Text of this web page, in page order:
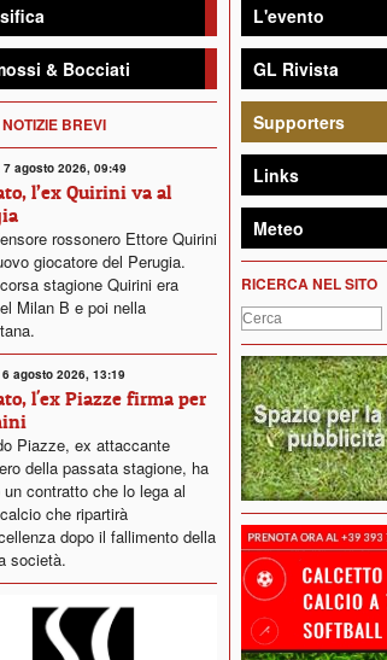
& Bocciati
BREVI
agosto 2026, 09:49
l’ex Quirini va al
rossonero Ettore Quirini
giocatore del Perugia.
stagione Quirini era
Milan B e poi nella
agosto 2026, 13:19
l'ex Piazze firma per
Piazze, ex attaccante
della passata stagione, ha
contratto che lo lega al
che ripartirà
dopo il fallimento della
società.
L'evento
GL Rivista
Supporters
Links
Meteo
RICERCA NEL SITO